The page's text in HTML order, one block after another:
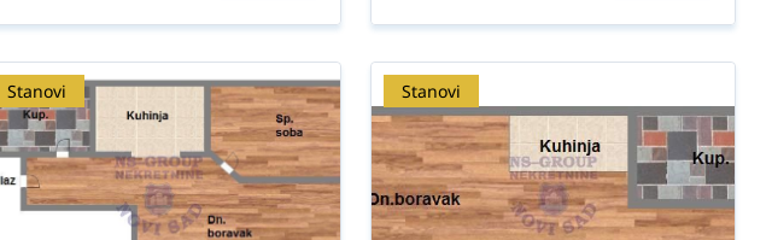
Stanovi Stanovi